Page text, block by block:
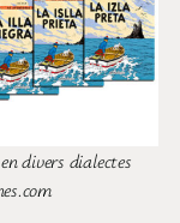
divers dialectes